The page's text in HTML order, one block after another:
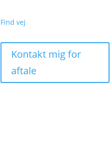
Find vej
Kontakt mig for
aftale